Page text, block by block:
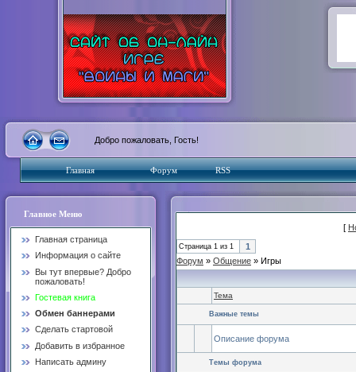
Добро пожаловать, Гость!
Главная Форум RSS
Главное Меню
Главная страница
Информация о сайте
Вы тут впервые? Добро
пожаловать!
Гостевая книга
Обмен баннерами
Сделать стартовой
Добавить в избранное
Написать админу
[
Страница 1 из 1
1
Форум » Общение » Игры
Тема
Важные темы
Описание форума
Темы форума